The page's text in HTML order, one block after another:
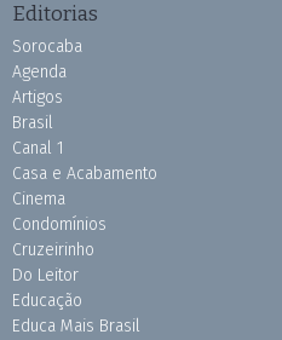
Editorias
Sorocaba
Agenda
Artigos
Brasil
Canal 1
Casa e Acabamento
Cinema
Condomínios
Cruzeirinho
Do Leitor
Educação
Educa Mais Brasil